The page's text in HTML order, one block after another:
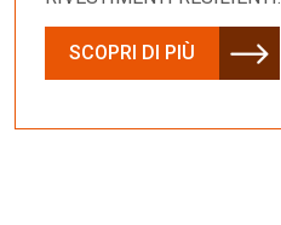
SCOPRI DI PIÙ